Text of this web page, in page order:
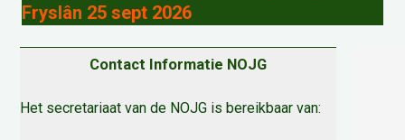
Fryslân 25 sept 2026
Contact Informatie NOJG
Het secretariaat van de NOJG is bereikbaar van: